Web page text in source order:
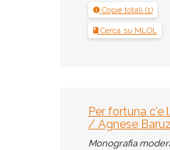
Copie totali (1)
Cerca su MLOL
Per fortuna c'e
/ Agnese
Monografia